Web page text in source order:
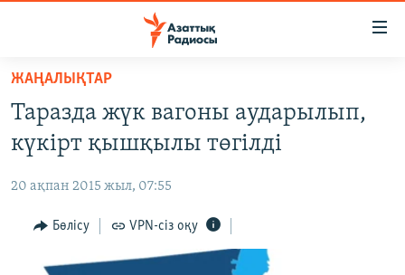
Skip
main
content
Skip
to
Navigation
САЯСАТ
AZATTYQTV
ҚАҢТАР ОҚИҒАСЫ
АДАМ ҚҰҚЫҚТАРЫ
ӘЛЕУМЕТ
ЖАҢАЛЫҚТАР
Таразда жүк вагоны аударылып,
күкірт қышқылы төгілді
20 ақпан 2015 жыл, 07:55
Бөлісу VPN-сіз оқу